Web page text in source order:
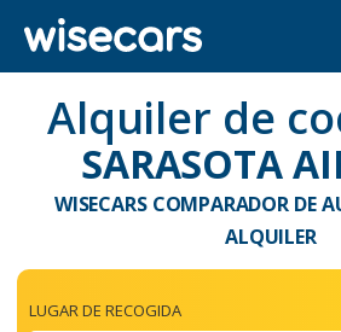
Alquiler de
SARASOTA
WISECARS COMPARADOR DE
ALQUILER
LUGAR DE RECOGIDA